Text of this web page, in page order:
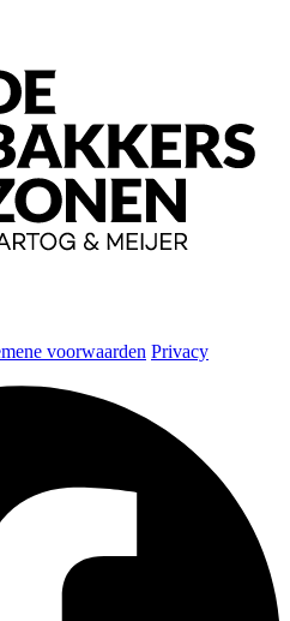
voorwaarden Privacy